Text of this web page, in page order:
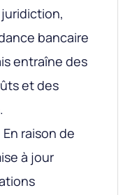
bancaire
entraîne des
et des
En raison de
à jour